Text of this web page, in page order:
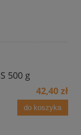
500 g
42,40 zł
do koszyka